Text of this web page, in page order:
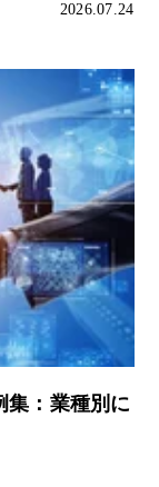
2026.07.24
：業種別に